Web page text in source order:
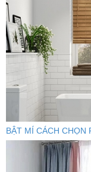
BẬT MÍ CÁCH CHỌN